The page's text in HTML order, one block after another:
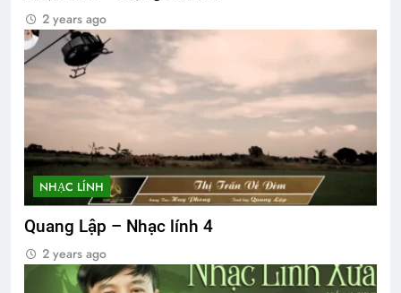
2 years ago
NHẠC LÍNH
Quang Lập – Nhạc lính 4
2 years ago